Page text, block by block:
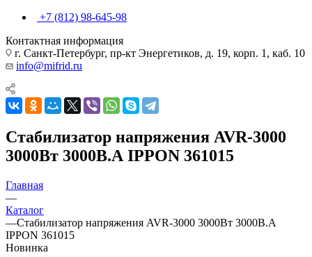
+7 (812) 98-645-98
Контактная информация
г. Санкт-Петербург, пр-кт Энергетиков, д. 19, корп. 1, каб. 10
info@mifrid.ru
Стабилизатор напряжения AVR-3000
3000Вт 3000В.А IPPON 361015
Главная
—
Каталог
—Стабилизатор напряжения AVR-3000 3000Вт 3000В.А
IPPON 361015
Новинка